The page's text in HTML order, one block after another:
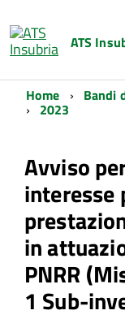
ATS
Home Bandi
2023
Avviso
interesse
in
PNRR
1 Sub-